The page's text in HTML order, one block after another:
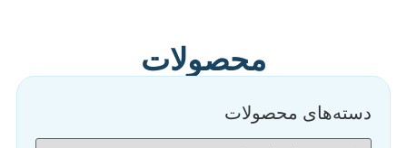
محصولات
دسته‌های محصولات